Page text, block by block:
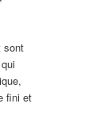
sont
fini et